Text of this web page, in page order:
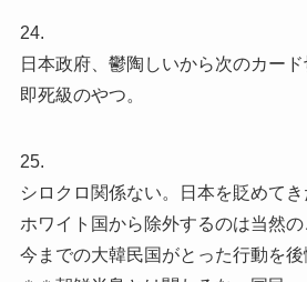
24.
日本政府、鬱陶しいから次のカード
即死級のやつ。
25.
シロクロ関係ない。日本を貶めて
ホワイト国から除外するのは当然の
今までの大韓民国がとった行動を後